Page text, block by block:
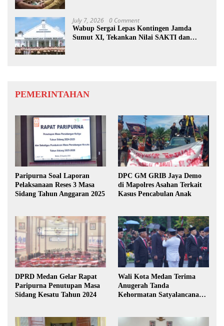
July 7, 2026 0 Comment
Wabup Sergai Lepas Kontingen Jamda
Sumut XI, Tekankan Nilai SAKTI dan
PEMERINTAHAN
Paripurna Soal Laporan
Pelaksanaan Reses 3 Masa
Sidang Tahun Anggaran 2025
DPC GM GRIB Jaya Demo
di Mapolres Asahan Terkait
Kasus Pencabulan Anak
DPRD Medan Gelar Rapat
Paripurna Penutupan Masa
Sidang Kesatu Tahun 2024
Wali Kota Medan Terima
Anugerah Tanda
Kehormatan Satyalancana